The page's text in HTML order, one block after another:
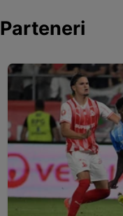
Parteneri